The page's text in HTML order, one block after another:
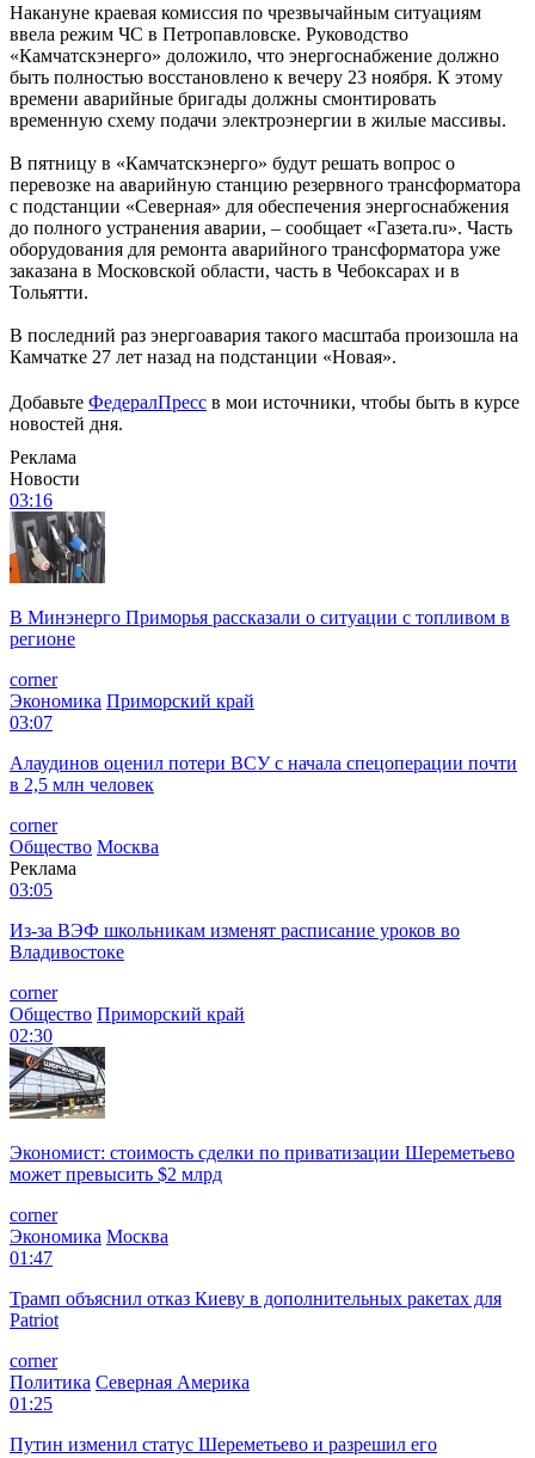
Накануне краевая комиссия по чрезвычайным ситуациям
ввела режим ЧС в Петропавловске. Руководство
«Камчатскэнерго» доложило, что энергоснабжение должно
быть полностью восстановлено к вечеру 23 ноября. К этому
времени аварийные бригады должны смонтировать
временную схему подачи электроэнергии в жилые массивы.
В пятницу в «Камчатскэнерго» будут решать вопрос о
перевозке на аварийную станцию резервного трансформатора
с подстанции «Северная» для обеспечения энергоснабжения
до полного устранения аварии, – сообщает «Газета.ru». Часть
оборудования для ремонта аварийного трансформатора уже
заказана в Московской области, часть в Чебоксарах и в
Тольятти.
В последний раз энергоавария такого масштаба произошла на
Камчатке 27 лет назад на подстанции «Новая».
Добавьте ФедералПресс в мои источники, чтобы быть в курсе
новостей дня.
Реклама
Новости
03:16
В Минэнерго Приморья рассказали о ситуации с топливом в
регионе
corner
Экономика Приморский край
03:07
Алаудинов оценил потери ВСУ с начала спецоперации почти
в 2,5 млн человек
corner
Общество Москва
Реклама
03:05
Из-за ВЭФ школьникам изменят расписание уроков во
Владивостоке
corner
Общество Приморский край
02:30
Экономист: стоимость сделки по приватизации Шереметьево
может превысить $2 млрд
corner
Экономика Москва
01:47
Трамп объяснил отказ Киеву в дополнительных ракетах для
Patriot
corner
Политика Северная Америка
01:25
Путин изменил статус Шереметьево и разрешил его